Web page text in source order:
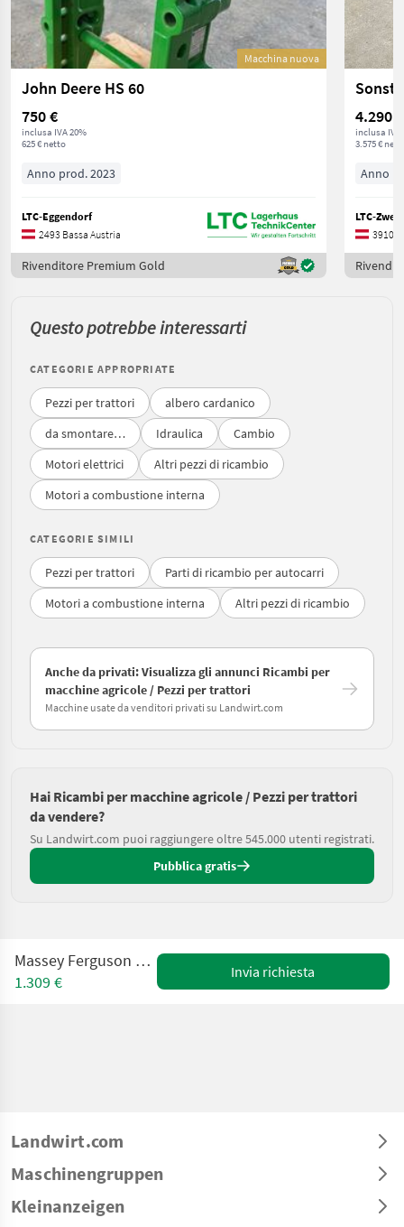
Macchina nuova
John Deere HS 60
750 €
inclusa IVA 20%
625 € netto
Anno prod. 2023
LTC-Eggendorf
2493 Bassa Austria
Rivenditore Premium Gold
4.290 €
inclusa IVA
3.575 €
Anno
LTC-
3910
Questo potrebbe interessarti
CATEGORIE APPROPRIATE
Pezzi per trattori
albero cardanico
da smontare…
Idraulica
Cambio
Motori elettrici
Altri pezzi di ricambio
Motori a combustione interna
CATEGORIE SIMILI
Pezzi per trattori
Parti di ricambio per autocarri
Motori a combustione interna
Altri pezzi di ricambio
Anche da privati: Visualizza gli annunci Ricambi per
macchine agricole / Pezzi per trattori
Macchine usate da venditori privati su Landwirt.com
Hai Ricambi per macchine agricole / Pezzi per trattori
da vendere?
Su Landwirt.com puoi raggiungere oltre 545.000 utenti registrati.
Pubblica gratis
Massey Ferguson TRAGPLATTE K80
1.309 €
Invia richiesta
Landwirt.com
Maschinengruppen
Kleinanzeigen